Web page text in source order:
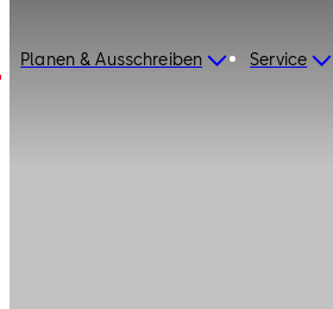
Planen & Ausschreiben Service